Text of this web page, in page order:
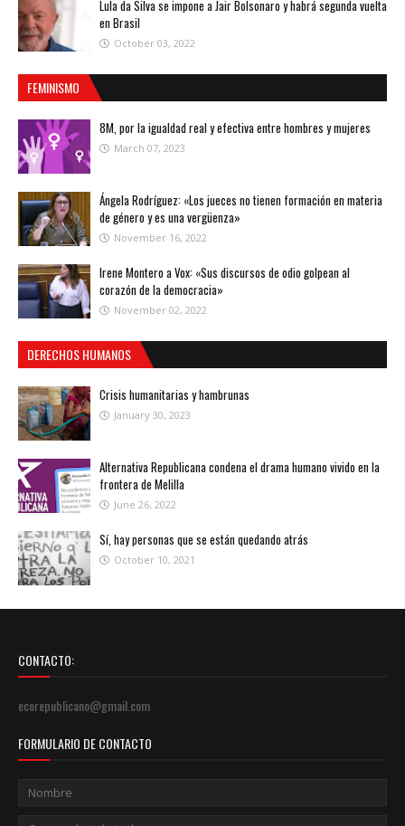
Lula da Silva se impone a Jair Bolsonaro y habrá segunda vuelta
en Brasil
October 03, 2022
FEMINISMO
8M, por la igualdad real y efectiva entre hombres y mujeres
March 07, 2023
Ángela Rodríguez: «Los jueces no tienen formación en materia
de género y es una vergüenza»
November 16, 2022
Irene Montero a Vox: «Sus discursos de odio golpean al
corazón de la democracia»
November 02, 2022
DERECHOS HUMANOS
Crisis humanitarias y hambrunas
January 30, 2023
Alternativa Republicana condena el drama humano vivido en la
frontera de Melilla
June 26, 2022
Sí, hay personas que se están quedando atrás
October 10, 2021
CONTACTO:
ecorepublicano@gmail.com
FORMULARIO DE CONTACTO